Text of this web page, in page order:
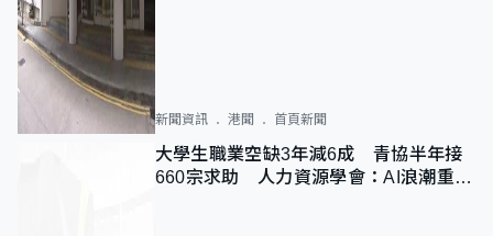
新聞資訊 港聞 首頁新聞
大學生職業空缺3年減6成 青協半年接
660宗求助 人力資源學會：AI浪潮重整